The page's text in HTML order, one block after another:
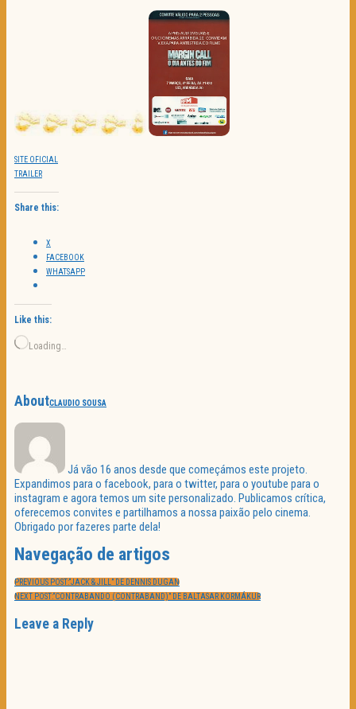
SITE OFICIAL
TRAILER
Share this:
X
FACEBOOK
WHATSAPP
Like this:
Loading…
AboutCLAUDIO SOUSA
Já vão 16 anos desde que começámos este projeto.
Expandimos para o facebook, para o twitter, para o youtube para o
instagram e agora temos um site personalizado. Publicamos crítica,
oferecemos convites e partilhamos a nossa paixão pelo cinema.
Obrigado por fazeres parte dela!
Navegação de artigos
PREVIOUS POST:“JACK & JILL” DE DENNIS DUGAN
NEXT POST:“CONTRABANDO (CONTRABAND)” DE BALTASAR KORMÁKUR
Leave a Reply